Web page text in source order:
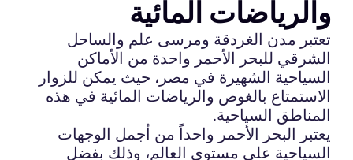
والرياضات المائية
تعتبر مدن الغردقة ومرسى علم والساحل
الشرقي للبحر الأحمر واحدة من الأماكن
السياحية الشهيرة في مصر، حيث يمكن للزوار
الاستمتاع بالغوص والرياضات المائية في هذه
المناطق السياحية.
يعتبر البحر الأحمر واحداً من أجمل الوجهات
السياحية على مستوى العالم، وذلك بفضل